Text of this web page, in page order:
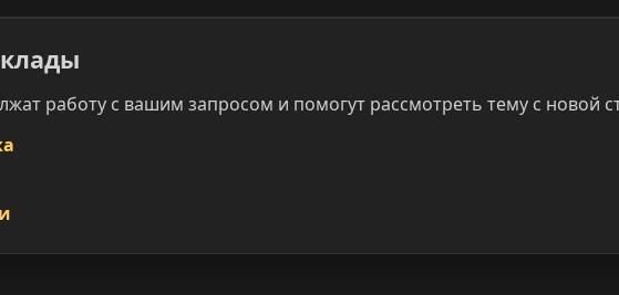
работу с вашим запросом и помогут рассмотреть тему с новой